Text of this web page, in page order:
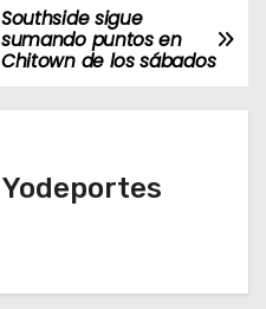
Southside sigue
sumando puntos en
Chitown de los sábados
Yodeportes